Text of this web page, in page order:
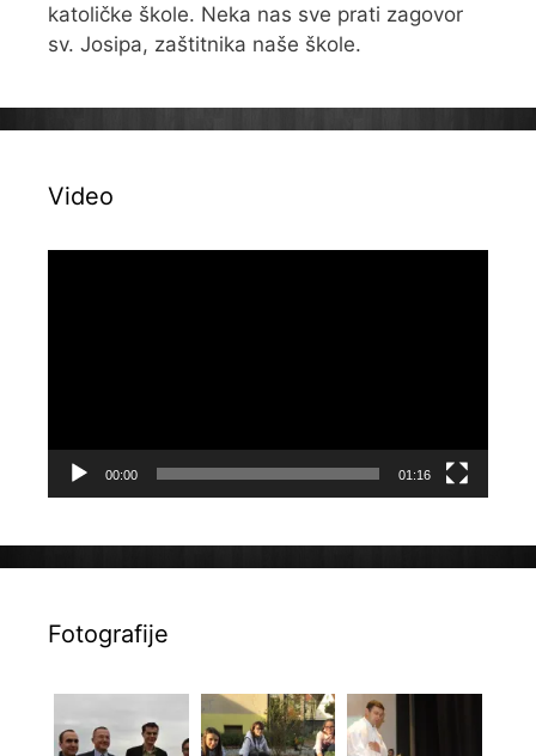
katoličke škole. Neka nas sve prati zagovor
sv. Josipa, zaštitnika naše škole.
Video
00:00 01:16
Fotografije